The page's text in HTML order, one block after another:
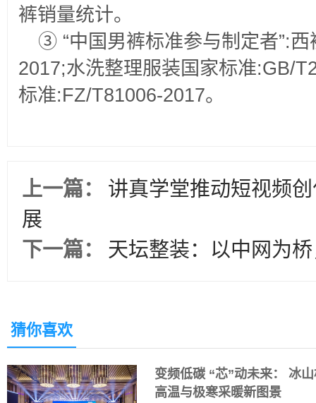
裤销量统计。
③ “中国男裤标准参与制定者”:
2017;水洗整理服装国家标准:GB/
标准:FZ/T81006-2017。
上一篇：
讲真学堂推动短视频
展
下一篇：
天坛整装：以中网为
猜你喜欢
变频低碳 “芯”动未来： 冰
高温与极寒采暖新图景